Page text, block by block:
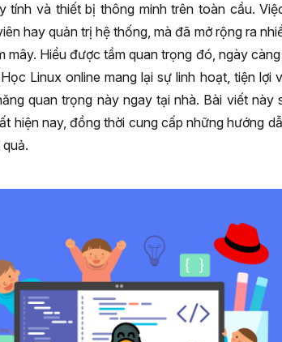
và thiết bị thông minh trên toàn cầu.
hay quản trị hệ thống, mà đã mở rộng ra
Hiểu được tầm quan trọng đó, ngày
Linux online mang lại sự linh hoạt, tiện lợi
quan trọng này ngay tại nhà. Bài viết này
hiện nay, đồng thời cung cấp những hướng